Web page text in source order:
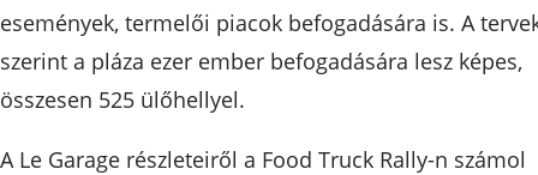
események, termelői piacok befogadására is. A
szerint a pláza ezer ember befogadására lesz képes,
összesen 525 ülőhellyel.
A Le Garage részleteiről a Food Truck Rally-n számol